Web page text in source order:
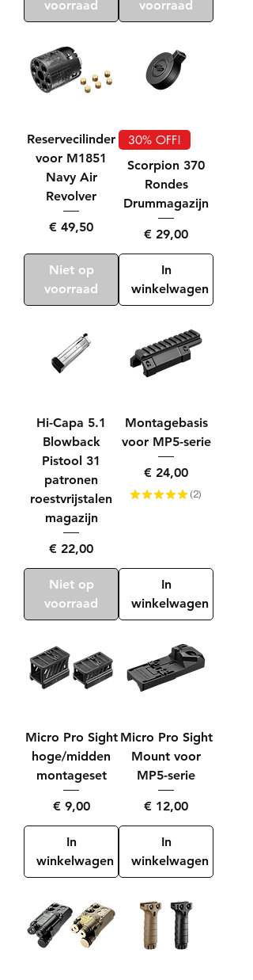
voorraad voorraad
Reservecilinder
voor M1851
Navy Air
Revolver
Prijs
€ 49,50
Niet op
voorraad
30% OFF!
Scorpion 370
Rondes
Drummagazijn
Prijs
€ 29,00
In
winkelwagen
Hi-Capa 5.1
Blowback
Pistool 31
patronen
roestvrijstalen
magazijn
Prijs
€ 22,00
Niet op
voorraad
Montagebasis
voor MP5-serie
Prijs
€ 24,00
★ ★ ★ ★ ★ 2
2
In
winkelwagen
Micro Pro Sight
hoge/midden
montageset
Prijs
€ 9,00
In
winkelwagen
Micro Pro Sight
Mount voor
MP5-serie
Prijs
€ 12,00
In
winkelwagen